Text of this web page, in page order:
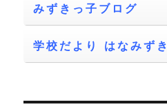
みずきっ子ブログ
学校だより はなみずき